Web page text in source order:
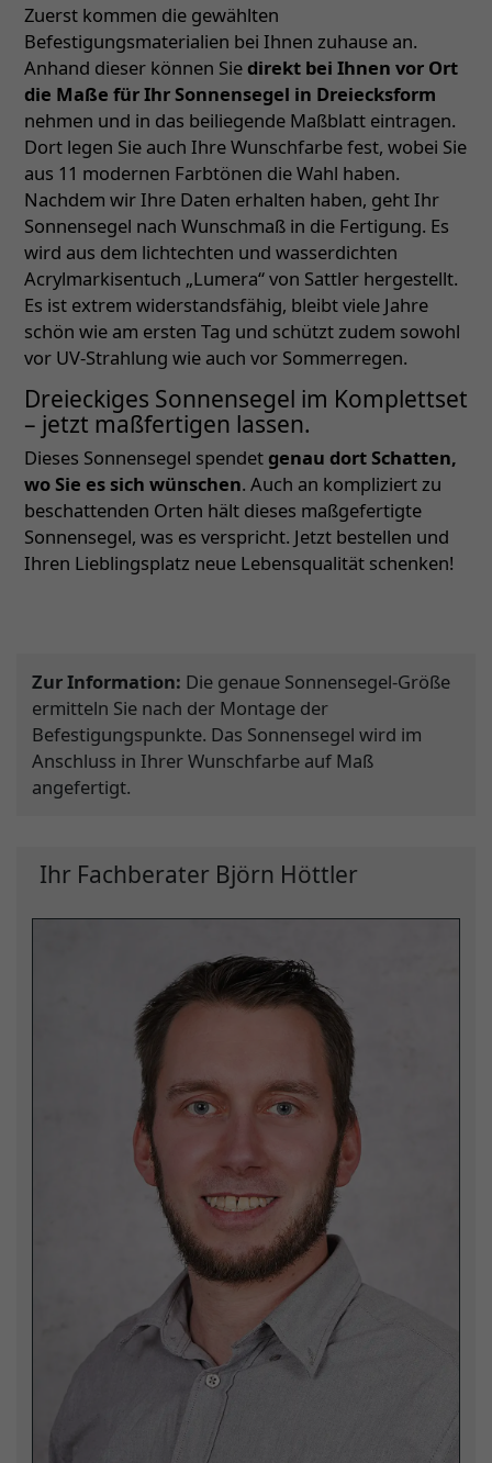
Zuerst kommen die gewählten
Befestigungsmaterialien bei Ihnen zuhause an.
Anhand dieser können Siedirekt bei Ihnen vor Ort
die Maße für Ihr Sonnensegel in Dreiecksform
nehmen und in das beiliegende Maßblatt eintragen.
Dort legen Sie auch Ihre Wunschfarbe fest, wobei Sie
aus 11 modernen Farbtönen die Wahl haben.
Nachdem wir Ihre Daten erhalten haben, geht Ihr
Sonnensegel nach Wunschmaß in die Fertigung. Es
wird aus dem lichtechten und wasserdichten
Acrylmarkisentuch „Lumera“ von Sattler hergestellt.
Es ist extrem widerstandsfähig, bleibt viele Jahre
schön wie am ersten Tag und schützt zudem sowohl
vor UV-Strahlung wie auch vor Sommerregen.
Dreieckiges Sonnensegel im Komplettset
– jetzt maßfertigen lassen.
Dieses Sonnensegel spendet genau dort Schatten,
wo Sie es sich wünschen. Auch an kompliziert zu
beschattenden Orten hält dieses maßgefertigte
Sonnensegel, was es verspricht. Jetzt bestellen und
Ihren Lieblingsplatz neue Lebensqualität schenken!
Zur Information: Die genaue Sonnensegel-Größe
ermitteln Sie nach der Montage der
Befestigungspunkte. Das Sonnensegel wird im
Anschluss in Ihrer Wunschfarbe auf Maß
angefertigt.
Ihr Fachberater Björn Höttler